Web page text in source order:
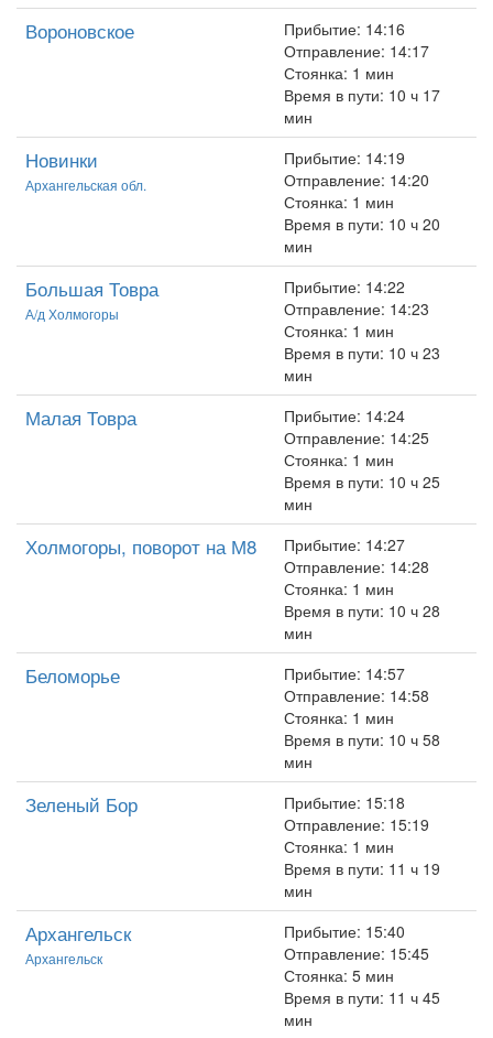
Вороновское
Прибытие: 14:16
Отправление: 14:17
Стоянка: 1 мин
Время в пути: 10 ч 17
мин
Новинки
Архангельская обл.
Прибытие: 14:19
Отправление: 14:20
Стоянка: 1 мин
Время в пути: 10 ч 20
мин
Большая Товра
А/д Холмогоры
Прибытие: 14:22
Отправление: 14:23
Стоянка: 1 мин
Время в пути: 10 ч 23
мин
Малая Товра
Прибытие: 14:24
Отправление: 14:25
Стоянка: 1 мин
Время в пути: 10 ч 25
мин
Холмогоры, поворот на М8
Прибытие: 14:27
Отправление: 14:28
Стоянка: 1 мин
Время в пути: 10 ч 28
мин
Беломорье
Прибытие: 14:57
Отправление: 14:58
Стоянка: 1 мин
Время в пути: 10 ч 58
мин
Зеленый Бор
Прибытие: 15:18
Отправление: 15:19
Стоянка: 1 мин
Время в пути: 11 ч 19
мин
Архангельск
Архангельск
Прибытие: 15:40
Отправление: 15:45
Стоянка: 5 мин
Время в пути: 11 ч 45
мин